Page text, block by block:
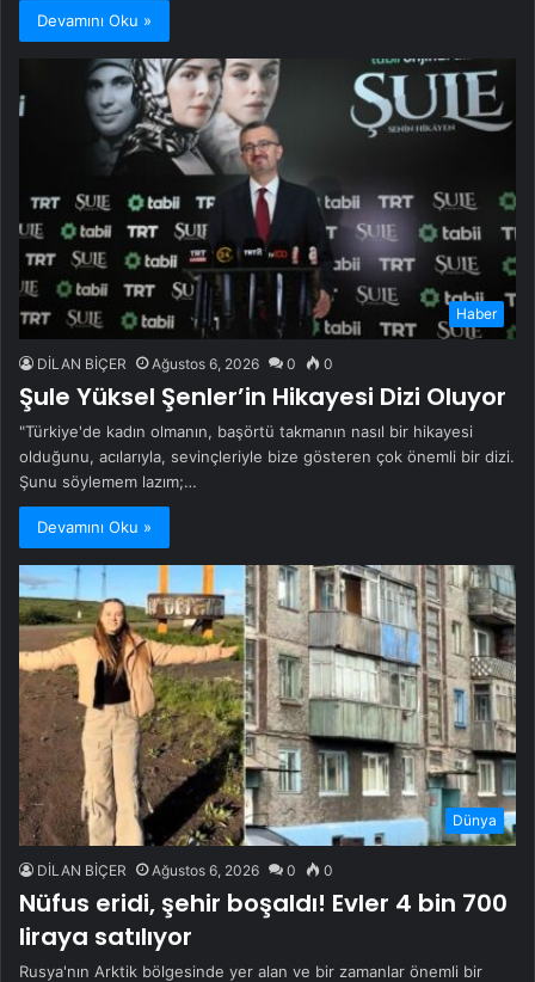
Devamını Oku »
Haber
DİLAN BİÇER Ağustos 6, 2026 0 0
Şule Yüksel Şenler’in Hikayesi Dizi Oluyor
"Türkiye'de kadın olmanın, başörtü takmanın nasıl bir hikayesi
olduğunu, acılarıyla, sevinçleriyle bize gösteren çok önemli bir dizi.
Şunu söylemem lazım;…
Devamını Oku »
Dünya
DİLAN BİÇER Ağustos 6, 2026 0 0
Nüfus eridi, şehir boşaldı! Evler 4 bin 700
liraya satılıyor
Rusya'nın Arktik bölgesinde yer alan ve bir zamanlar önemli bir